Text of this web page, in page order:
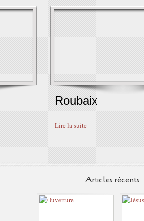
Roubaix
Lire la suite
Articles récents